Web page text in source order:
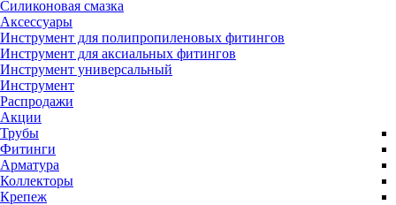
Силиконовая смазка
Аксессуары
Инструмент для полипропиленовых фитингов
Инструмент для аксиальных фитингов
Инструмент универсальный
Инструмент
Распродажи
Акции
Трубы
Фитинги
Арматура
Коллекторы
Крепеж